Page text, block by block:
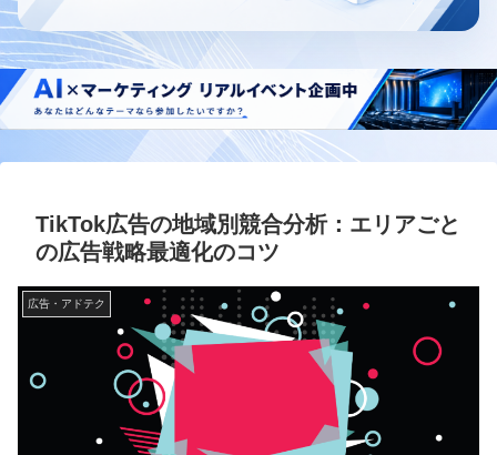
TikTok広告の地域別競合分析：エリアごと
の広告戦略最適化のコツ
広告・アドテク